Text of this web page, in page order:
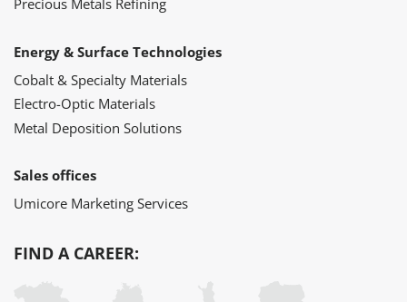
Precious Metals Refining
Energy & Surface Technologies
Cobalt & Specialty Materials
Electro-Optic Materials
Metal Deposition Solutions
Sales offices
Umicore Marketing Services
FIND A CAREER: